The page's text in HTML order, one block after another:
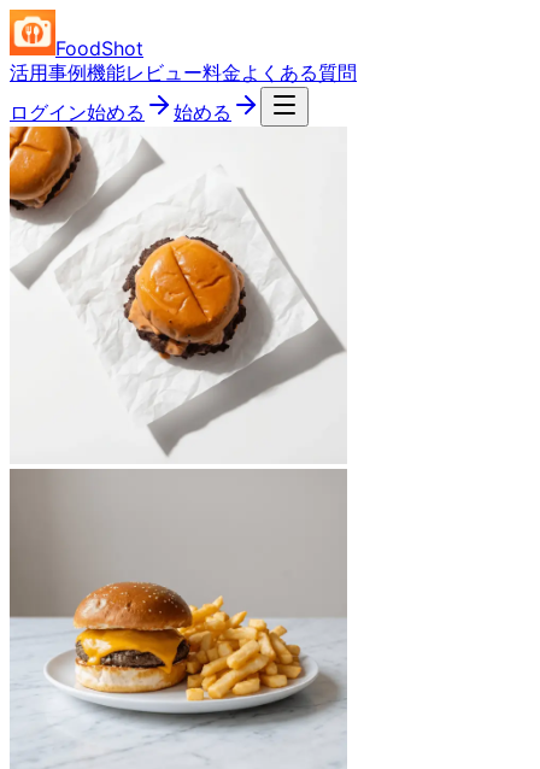
FoodShot
活用事例機能レビュー料金よくある質問
ログイン始める 始める